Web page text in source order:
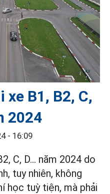
xe B1, B2, C,
2024
- 16:09
C, D... năm 2024 do
tuy nhiên, không
học tuỳ tiện, mà phải